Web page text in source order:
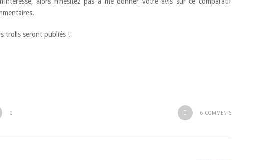
trolls seront publiés !
0 6 COMMENTS